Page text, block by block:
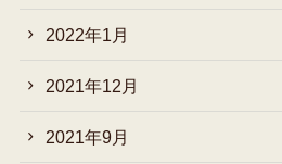
2022年1月
2021年12月
2021年9月